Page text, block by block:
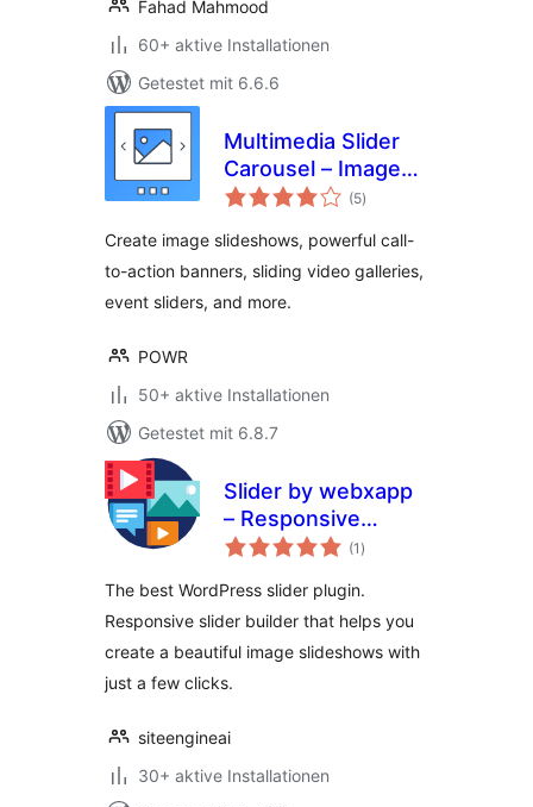
Fahad Mahmood
60+ aktive Installationen
Getestet mit 6.6.6
Multimedia Slider
Carousel – Image
Slider, Video Slider,
(5Bewertungen
insgesamt
)
Create image slideshows, powerful call-
to-action banners, sliding video galleries,
event sliders, and more.
POWR
50+ aktive Installationen
Getestet mit 6.8.7
Slider by webxapp
– Responsive
Image Slider for
(1 Bewertungen
insgesamt
)
The best WordPress slider plugin.
Responsive slider builder that helps you
create a beautiful image slideshows with
just a few clicks.
siteengineai
30+ aktive Installationen